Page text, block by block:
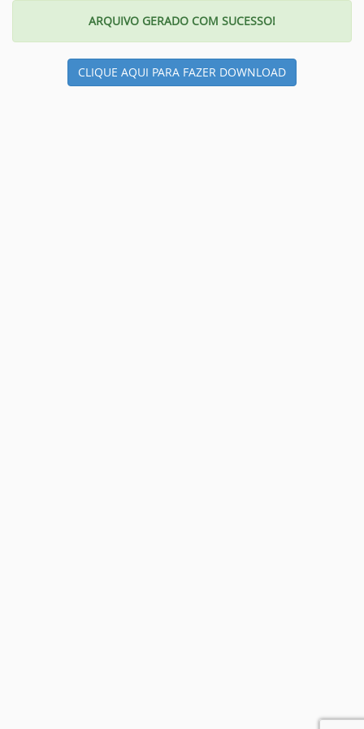
ARQUIVO GERADO COM SUCESSO!
CLIQUE AQUI PARA FAZER DOWNLOAD